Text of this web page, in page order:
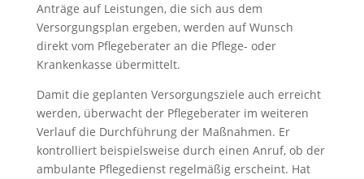
Anträge auf Leistungen, die sich aus dem
Versorgungsplan ergeben, werden auf Wunsch
direkt vom Pflegeberater an die Pflege- oder
Krankenkasse übermittelt.
Damit die geplanten Versorgungsziele auch erreicht
werden, überwacht der Pflegeberater im weiteren
Verlauf die Durchführung der Maßnahmen. Er
kontrolliert beispielsweise durch einen Anruf, ob der
ambulante Pflegedienst regelmäßig erscheint. Hat